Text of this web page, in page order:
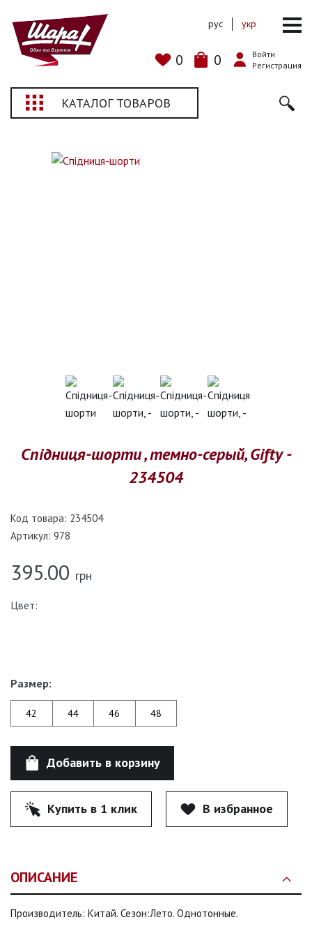
0 0
Войти
Регистрация
рус укр
КАТАЛОГ ТОВАРОВ
Спідниця-шорти , темно-серый, Gifty -
234504
Код товара: 234504
Артикул: 978
395.00 грн
Цвет:
Размер:
42 44 46 48
Добавить в корзину
Купить в 1 клик В избранное
ОПИСАНИЕ
Производитель: Китай. Сезон:Лето. Однотонные.